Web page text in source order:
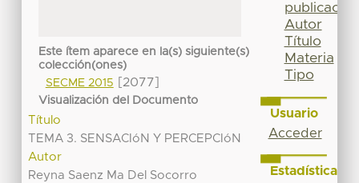
Este ítem aparece en la(s) siguiente(s)
colección(ones)
SECME 2015
[2077]
Visualización del Documento
Título
TEMA 3. SENSACIóN Y PERCEPCIóN
Autor
Reyna Saenz Ma Del Socorro
publicación
Autor
Título
Materia
Tipo
Usuario
Acceder
Estadísticas